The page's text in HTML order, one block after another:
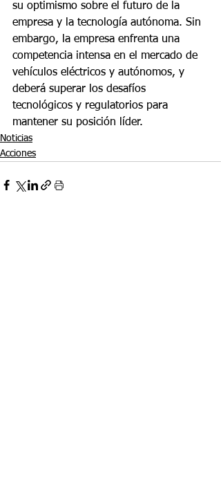
su optimismo sobre el futuro de la
empresa y la tecnología autónoma. Sin
embargo, la empresa enfrenta una
competencia intensa en el mercado de
vehículos eléctricos y autónomos, y
deberá superar los desafíos
tecnológicos y regulatorios para
mantener su posición líder.
Noticias
Acciones